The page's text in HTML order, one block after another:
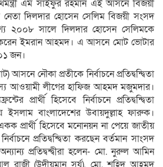
এম সাইফুর রহমান এই আসনে বিজয়ী
দিলদার হোসেন সেলিম বিজয়ী সংসদ
২০০৮ সালে দিলদার হোসেন সেলিমকে
করেন ইমরান আহমদ। এ আসনে মোট ভোটার
জন।
আসনে নৌকা প্রতীকে নির্বাচনে প্রতিদ্বন্দ্বিতা
আওয়ামী লীগের হাফিজ আহমদ মজুমদার।
প্রার্থী হিসেবে নির্বাচনে প্রতিদ্বন্দ্বিতা
বাংলাদেশের উবায়দুল্লাহ ফারুক।
প্রার্থী হিসেবে মনোনয়ন না পেয়ে জাতীয়
প্রতিদ্বন্দ্বিতা করছেন বর্তমান সাংসদ
প্রতিদ্বন্দ্বীরা হলেন- মো. নুরুল আমিন